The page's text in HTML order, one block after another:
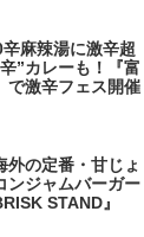
麻辣湯に激辛超
”カレーも！『富
で激辛フェス開催
外の定番・甘じょ
ンジャムバーガー
STAND』